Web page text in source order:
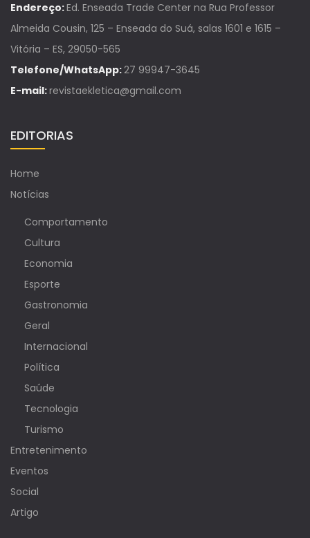
Endereço:Ed. Enseada Trade Center na Rua Professor
Almeida Cousin, 125 – Enseada do Suá, salas 1601 e 1615 –
Vitória – ES, 29050-565
Telefone/WhatsApp:27 99947-3645
E-mail:revistaekletica@gmail.com
EDITORIAS
Home
Notícias
Comportamento
Cultura
Economia
Esporte
Gastronomia
Geral
Internacional
Política
Saúde
Tecnologia
Turismo
Entretenimento
Eventos
Social
Artigo